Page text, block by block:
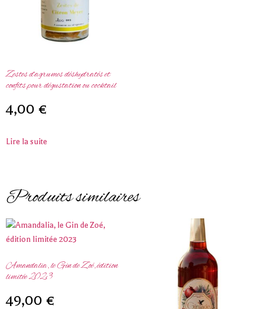
Zestes d’agrumes déshydratés et
confits pour dégustation ou cocktail
4,00 €
Lire la suite
Produits similaires
Amandalia, le Gin de Zoé, édition
limitée 2023
49,00 €